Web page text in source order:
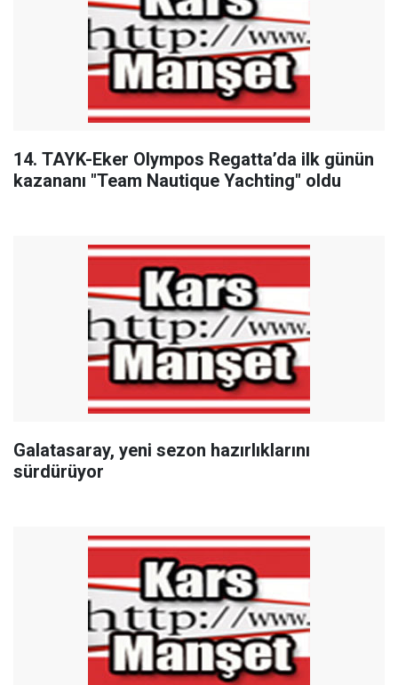
14. TAYK-Eker Olympos Regatta’da ilk günün
kazananı "Team Nautique Yachting" oldu
Galatasaray, yeni sezon hazırlıklarını
sürdürüyor